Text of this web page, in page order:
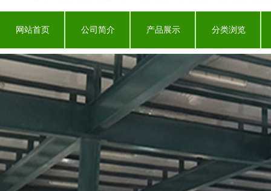
网站首页 公司简介 产品展示 分类浏览